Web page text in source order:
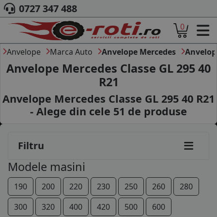
ACASA
DESPRE NOI
ANVELOPE
AUTO
CAMION
MOTO
AGROINDUSTRIALE
CAUTARE DUPA
BLOG
B2B - COLABORARE COMPANII
CONT
0727 347 488
0
Anvelope Marca Auto Anvelope Mercedes
Anvelope Mercedes Classe GL 295 40
R21
Anvelope Mercedes Classe GL 295 40 R21
- Alege din cele 51 de produse
Filtru
Modele masini
190 200 220 230 250 260
280
300
320 400 420 500
600